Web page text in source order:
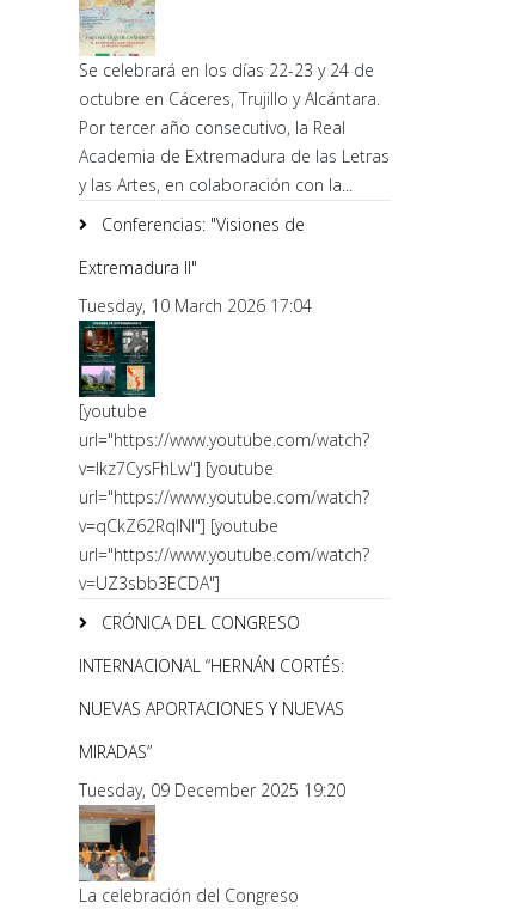
Se celebrará en los días 22-23 y 24 de
octubre en Cáceres, Trujillo y Alcántara.
Por tercer año consecutivo, la Real
Academia de Extremadura de las Letras
y las Artes, en colaboración con la...
Conferencias: "Visiones de
Extremadura II"
Tuesday, 10 March 2026 17:04
[youtube
url="https://www.youtube.com/watch?
v=lkz7CysFhLw"] [youtube
url="https://www.youtube.com/watch?
v=qCkZ62RqlNI"] [youtube
url="https://www.youtube.com/watch?
v=UZ3sbb3ECDA"]
CRÓNICA DEL CONGRESO
INTERNACIONAL “HERNÁN CORTÉS:
NUEVAS APORTACIONES Y NUEVAS
MIRADAS”
Tuesday, 09 December 2025 19:20
La celebración del Congreso